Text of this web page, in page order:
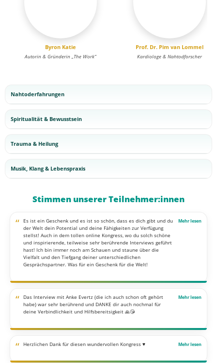
Byron Katie
Autorin & Gründerin „The Work“
Prof. Dr. Pim van Lommel
Kardiologe & Nahtodforscher
Nahtoderfahrungen
Spiritualität & Bewusstsein
Trauma & Heilung
Musik, Klang & Lebenspraxis
Stimmen unserer Teilnehmer:innen
“
Es ist ein Geschenk und es ist so schön, dass es dich gibt und du
der Welt dein Potential und deine Fähigkeiten zur Verfügung
stellst! Auch in dem tollen online Kongress, wo du solch schöne
und inspirierende, teilweise sehr berührende Interviews geführt
hast! Ich bin immer noch am Schauen und staune über die
Vielfalt und den Tiefgang deiner unterschiedlichen
Gesprächspartner. Was für ein Geschenk für die Welt!
“
Das Interview mit Anke Evertz (die ich auch schon oft gehört
habe) war sehr berührend und DANKE dir auch nochmal für
deine Verbindlichkeit und Hilfsbereitsigkeit 🙏😘
“ Herzlichen Dank für diesen wundervollen Kongress ♥️